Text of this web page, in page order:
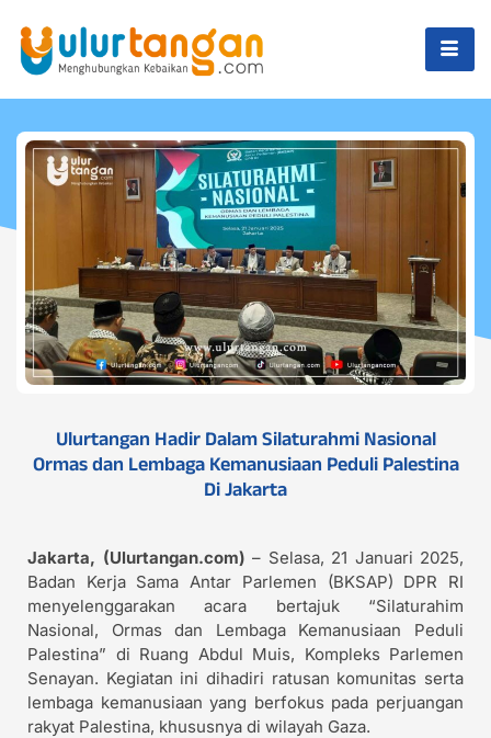
Ulurtangan Hadir Dalam Silaturahmi Nasional
Ormas dan Lembaga Kemanusiaan Peduli Palestina
Di Jakarta
Jakarta, (Ulurtangan.com) – Selasa, 21 Januari 2025,
Badan Kerja Sama Antar Parlemen (BKSAP) DPR RI
menyelenggarakan acara bertajuk “Silaturahim
Nasional, Ormas dan Lembaga Kemanusiaan Peduli
Palestina” di Ruang Abdul Muis, Kompleks Parlemen
Senayan. Kegiatan ini dihadiri ratusan komunitas serta
lembaga kemanusiaan yang berfokus pada perjuangan
rakyat Palestina, khususnya di wilayah Gaza.